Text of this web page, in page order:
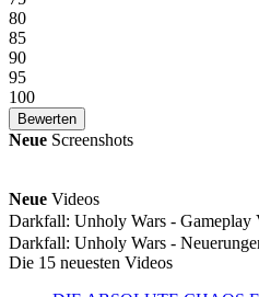
80
85
90
95
100
Neue Screenshots
Neue Videos
Darkfall: Unholy Wars - Gameplay
Darkfall: Unholy Wars -
Die 15 neuesten Videos